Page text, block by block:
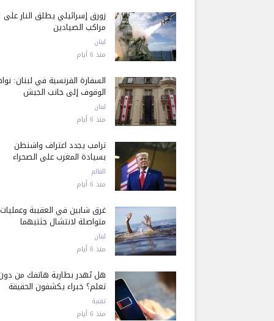
زورق إسرائيلي يطلق النار على
مراكب الصيادين
لبنان
منذ 6 أيام
السفارة الفرنسية في لبنان:
الوقوف إلى جانب الجيش
لبنان
منذ 6 أيام
ترامب يجدد اعتراف واشنطن
بسيادة المغرب على الصحراء
العالم
منذ 6 أيام
غرق شابين في العقيبة وعمليات
متواصلة لانتشال جثتيهما
لبنان
منذ 6 أيام
هل تُهدر بطارية هاتفك من
تعلم؟ خبراء يكشفون الحقيقة
تقنية
منذ 6 أيام